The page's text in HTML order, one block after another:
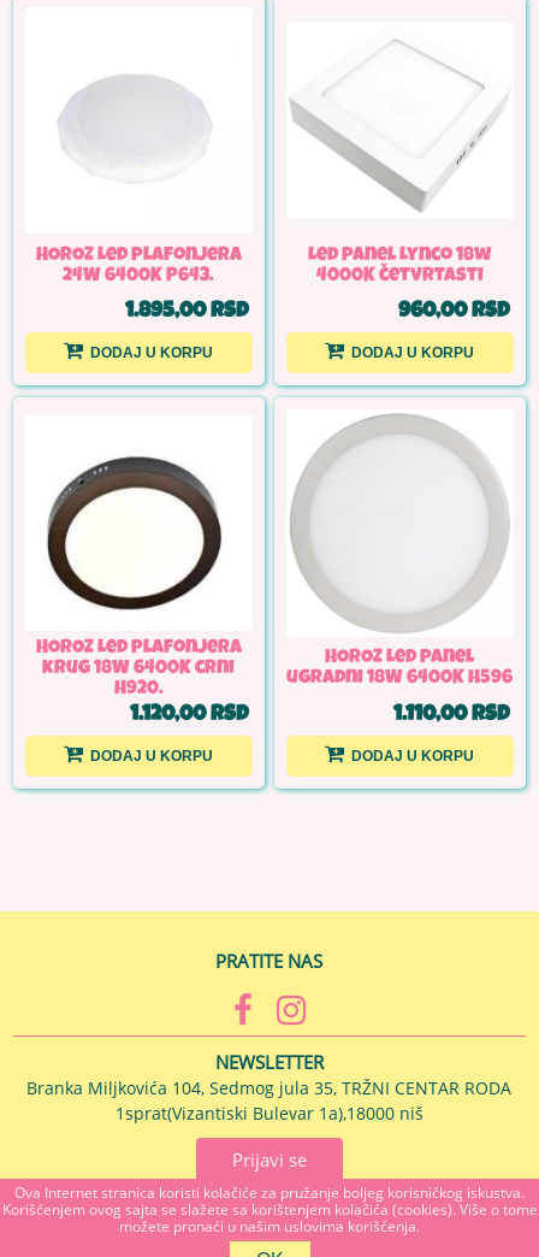
Ova Internet stranica koristi kolačiće za pružanje boljeg korisničkog iskustva.
Korišćenjem ovog sajta se slažete sa korištenjem kolačića (cookies). Više o tome
možete pronaći u našim uslovima korišćenja.
HOROZ Led plafonjera
24W 6400K P643.
1.895,00 RSD
DODAJ U KORPU
Led panel Lynco 18w
4000K četvrtasti
960,00 RSD
DODAJ U KORPU
HOROZ Led plafonjera
krug 18W 6400K crni
H920.
1.120,00 RSD
DODAJ U KORPU
HOROZ Led panel
ugradni 18W 6400K H596
1.110,00 RSD
DODAJ U KORPU
PRATITE NAS
NEWSLETTER
Branka Miljkovića 104, Sedmog jula 35, TRŽNI CENTAR RODA
1sprat(Vizantiski Bulevar 1a),18000 niš
Prijavi se
MAJSTOR U KUĆI Branka Miljkovića 104, 18000 NIS, Srbija
018272055